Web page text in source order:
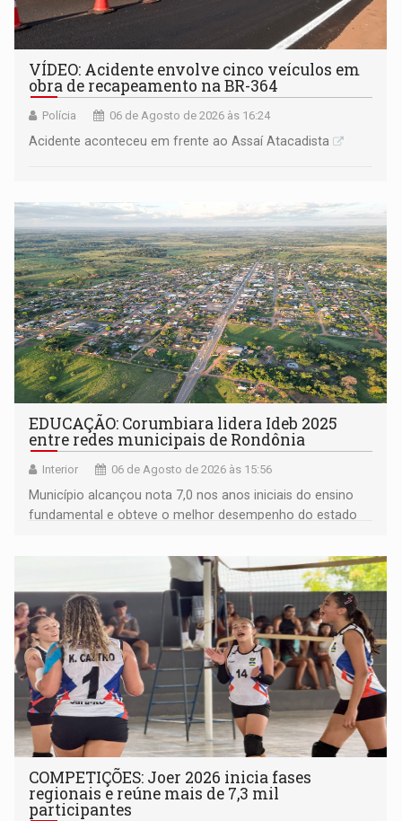
VÍDEO: Acidente envolve cinco veículos em
obra de recapeamento na BR-364
Polícia 06 de Agosto de 2026 às 16:24
Acidente aconteceu em frente ao Assaí Atacadista
EDUCAÇÃO: Corumbiara lidera Ideb 2025
entre redes municipais de Rondônia
Interior 06 de Agosto de 2026 às 15:56
Município alcançou nota 7,0 nos anos iniciais do ensino
fundamental e obteve o melhor desempenho do estado
COMPETIÇÕES: Joer 2026 inicia fases
regionais e reúne mais de 7,3 mil
participantes